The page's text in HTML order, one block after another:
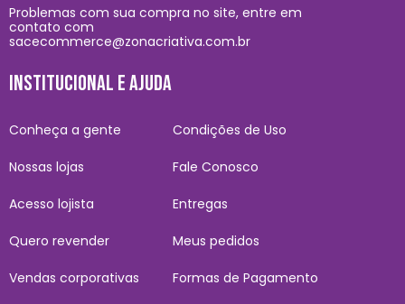
Problemas com sua compra no site, entre em
contato com
sacecommerce@zonacriativa.com.br
INSTITUCIONAL E AJUDA
Conheça a gente
Nossas lojas
Acesso lojista
Quero revender
Vendas corporativas
Condições de Uso
Fale Conosco
Entregas
Meus pedidos
Formas de Pagamento